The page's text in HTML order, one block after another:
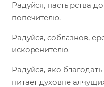
Радуйся, пастырства
попечителю.
Радуйся, соблазнов,
искоренителю.
Радуйся, яко
питает духовне